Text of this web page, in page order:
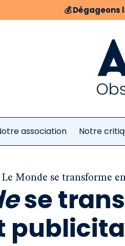
💰Dégageons
association Notre
Le Monde se transforme
se